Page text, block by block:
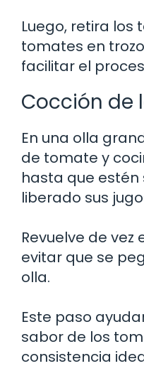
Luego, retira los
tomates en
facilitar el
Cocción de
En una olla
de tomate y
hasta que estén
liberado sus
Revuelve de
evitar que se
olla.
Este paso
sabor de los
consistencia